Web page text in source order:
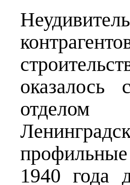
оказалось
отделом
1940 года